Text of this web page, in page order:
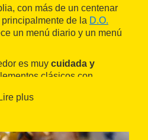
con más de un centenar
de la D.O.
un menú diario y un menú
es muy cuidada y
clásicos con
decoradas con botellas de
Lire plus